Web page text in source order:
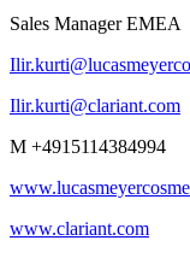
Sales Manager EMEA
Ilir.kurti@clariant.com
M +4915114384994
www.clariant.com